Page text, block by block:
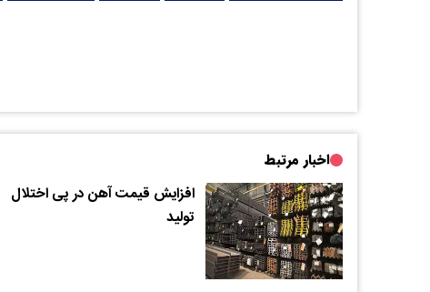
اخبار مرتبط
افزایش قیمت آهن در پی اختلال
تولید